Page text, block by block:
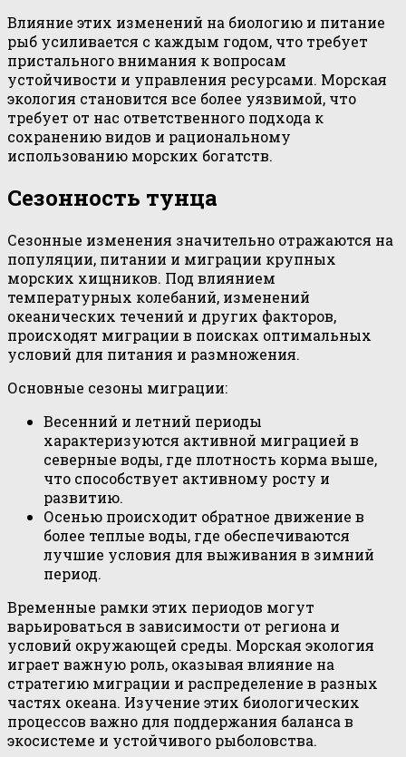
Влияние этих изменений на биологию и питание
рыб усиливается с каждым годом, что требует
пристального внимания к вопросам
устойчивости и управления ресурсами. Морская
экология становится все более уязвимой, что
требует от нас ответственного подхода к
сохранению видов и рациональному
использованию морских богатств.
Сезонность тунца
Сезонные изменения значительно отражаются на
популяции, питании и миграции крупных
морских хищников. Под влиянием
температурных колебаний, изменений
океанических течений и других факторов,
происходят миграции в поисках оптимальных
условий для питания и размножения.
Основные сезоны миграции:
Весенний и летний периоды
характеризуются активной миграцией в
северные воды, где плотность корма выше,
что способствует активному росту и
развитию.
Осенью происходит обратное движение в
более теплые воды, где обеспечиваются
лучшие условия для выживания в зимний
период.
Временные рамки этих периодов могут
варьироваться в зависимости от региона и
условий окружающей среды. Морская экология
играет важную роль, оказывая влияние на
стратегию миграции и распределение в разных
частях океана. Изучение этих биологических
процессов важно для поддержания баланса в
экосистеме и устойчивого рыболовства.